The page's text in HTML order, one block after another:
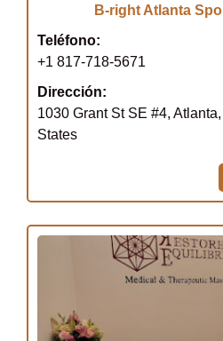
B-right Atlanta
Teléfono:
+1 817-718-5671
Dirección:
1030 Grant St SE #4,
States